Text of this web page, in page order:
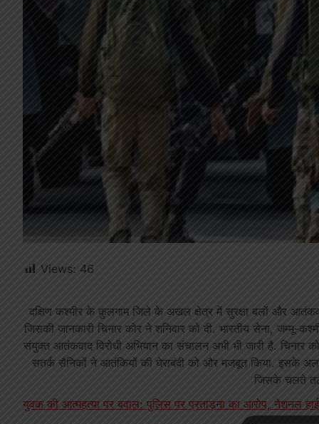
Views: 46
दक्षिण कश्मीर के कुलगाम जिले के अखल क्षेत्र में सुरक्षा बलों और
जिसकी जानकारी चिनार कोर ने शनिवार को दी. भारतीय सेना, जम्मू-
संयुक्त आतंकवाद विरोधी अभियान का संचालन अभी भी जारी है. चिनार
सतर्क सैनिकों ने आतंकियों की घेराबंदी को और मजबूत किया. इसके
जिसके चलते
युवक की आत्महत्या पर बवाल: पुलिस पर प्रताड़ना का आरोप, नेशनल